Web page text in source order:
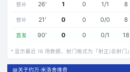
替补 26' 1 0 1/1 8
替补 21' 0 0 0/0 8
首发 90' 0 0 0/1 18
* 显示最近 16 场数据，射门格式为「射正/总射门」
📖关于约万·米洛舍维奇